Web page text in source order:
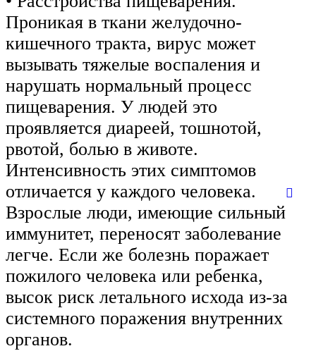
Проникая в ткани желудочно-
кишечного тракта, вирус может
вызывать тяжелые воспаления и
нарушать нормальный процесс
пищеварения. У людей это
проявляется диареей, тошнотой,
рвотой, болью в животе.
Интенсивность этих симптомов
отличается у каждого человека.
Взрослые люди, имеющие сильный
иммунитет, переносят заболевание
легче. Если же болезнь поражает
пожилого человека или ребенка,
высок риск летального исхода из-за
системного поражения внутренних
органов.